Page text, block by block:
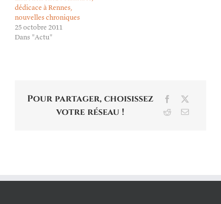
dédicace à Rennes,
nouvelles chroniques
25 octobre 2011
Dans "Actu"
Pour partager, choisissez
votre réseau !
Facebook
RedditEmail